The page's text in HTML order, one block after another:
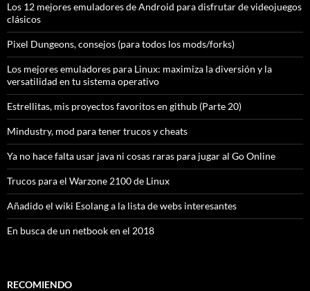
Los 12 mejores emuladores de Android para disfrutar de videojuegos
clásicos
Pixel Dungeons, consejos (para todos los mods/forks)
Los mejores emuladores para Linux: maximiza la diversión y la
versatilidad en tu sistema operativo
Estrellitas, mis proyectos favoritos en github (Parte 20)
Mindustry, mod para tener trucos y cheats
Ya no hace falta usar java ni cosas raras para jugar al Go Online
Trucos para el Warzone 2100 de Linux
Añadido el wiki Esolang a la lista de webs interesantes
En busca de un netbook en el 2018
RECOMIENDO